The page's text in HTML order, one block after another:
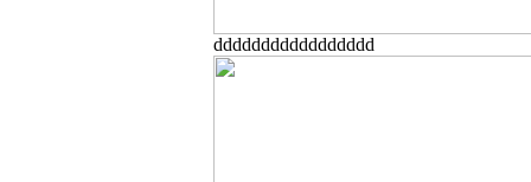
ddddddddddddddddd